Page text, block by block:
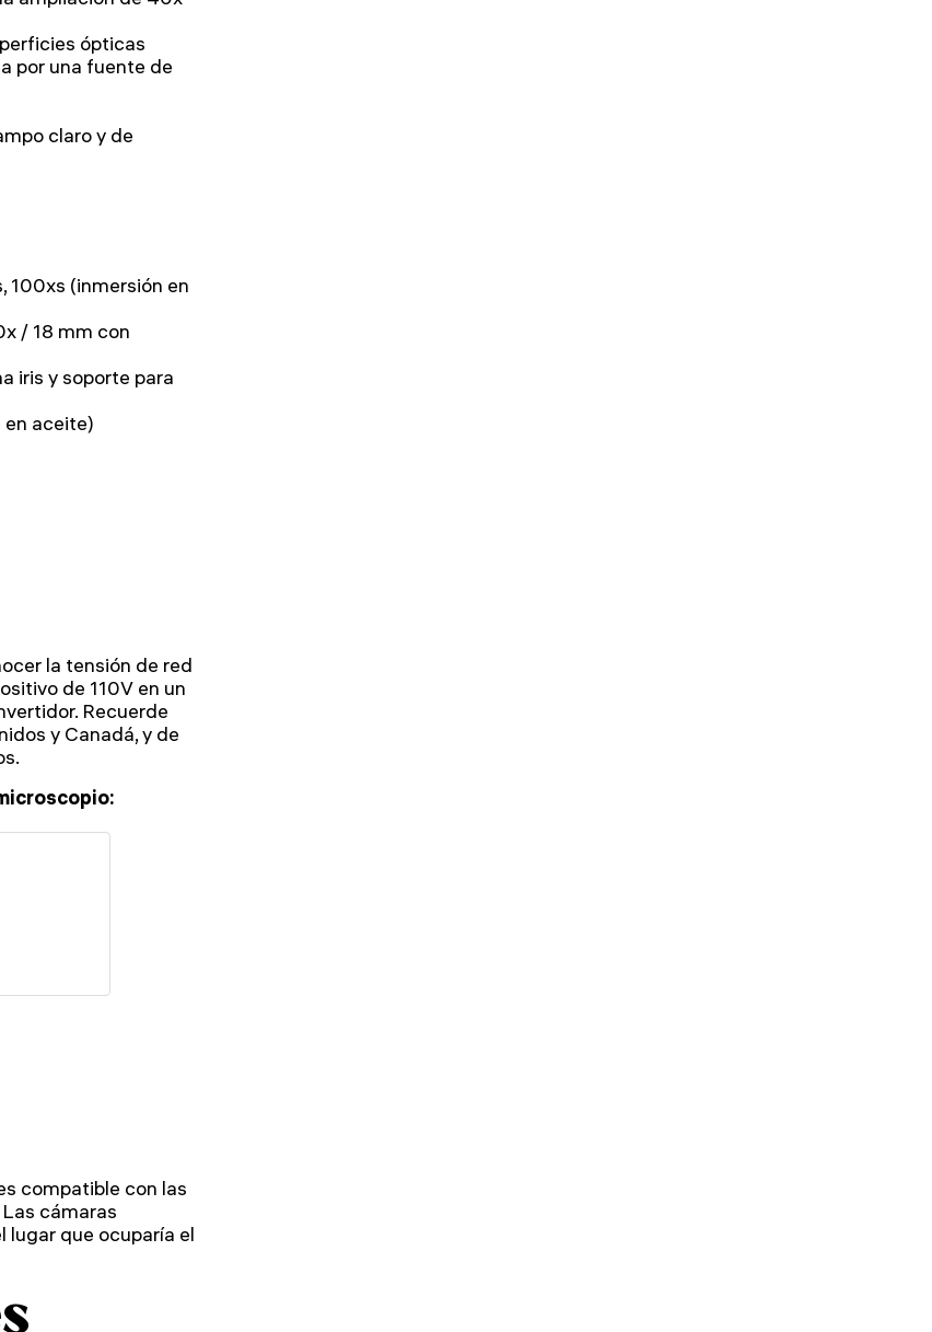
ópticas
por una fuente de
claro y de
100xs (inmersión en
/ 18 mm con
iris y soporte para
en aceite)
la tensión de red
de 110V en un
Recuerde
y Canadá, y de
compatible con las
cámaras
lugar que ocuparía el